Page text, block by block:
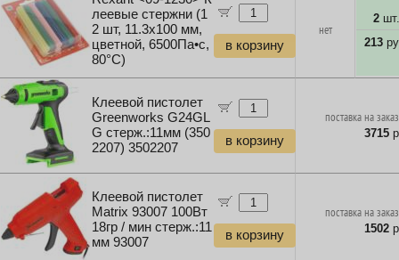
леевые стержни (1
2 шт, 11.3x100 мм,
цветной, 6500Па•с,
80°C)
в корзину
нет
2шт.
213
Клеевой пистолет
Greenworks G24GL
G стерж.:11мм (350
2207) 3502207
в корзину
поставка на
3715
Клеевой пистолет
Matrix 93007 100Вт
18гр / мин стерж.:11
мм 93007
в корзину
поставка на
1502